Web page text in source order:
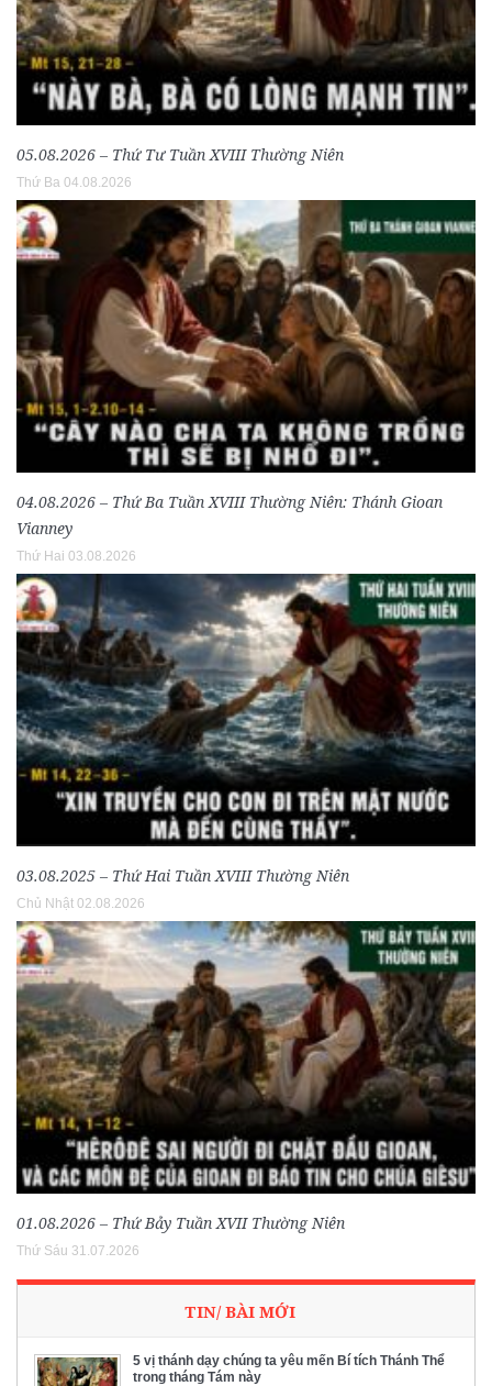
05.08.2026 – Thứ Tư Tuần XVIII Thường Niên
Thứ Ba 04.08.2026
04.08.2026 – Thứ Ba Tuần XVIII Thường Niên: Thánh Gioan
Vianney
Thứ Hai 03.08.2026
03.08.2025 – Thứ Hai Tuần XVIII Thường Niên
Chủ Nhật 02.08.2026
01.08.2026 – Thứ Bảy Tuần XVII Thường Niên
Thứ Sáu 31.07.2026
TIN/ BÀI MỚI
5 vị thánh dạy chúng ta yêu mến Bí tích Thánh Thể
trong tháng Tám này